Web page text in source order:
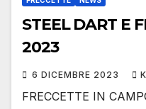
STEEL DART E
2023
6 DICEMBRE 2023
FRECCETTE IN